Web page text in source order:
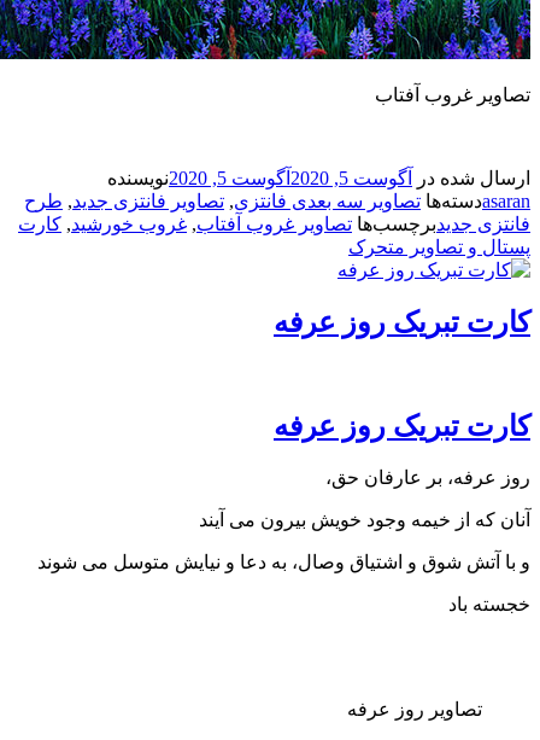
غروب آفتاب
شده درآگوست 5, 2020 آگوست 5, 2020
نویسنده
تصاویر سه بعدی فانتزی,تصاویر فانتزی جدید ,طرح
جدید برچسب‌هاتصاویر غروب آفتاب, غروب خورشید,کارت
تصاویر متحرک
تبریک روز عرفه
تبریک روز عرفه
بر عارفان حق،
از خیمه وجود خویش بیرون می آیند
شوق و اشتیاق وصال، به دعا و نیایش متوسل می شوند
روز عرفه